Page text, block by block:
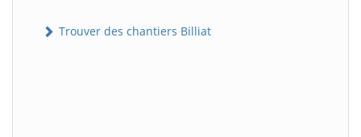
Trouver des chantiers Billiat